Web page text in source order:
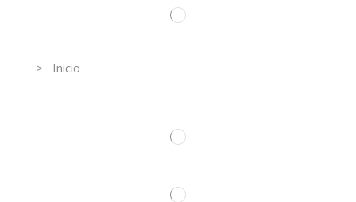
> Inicio